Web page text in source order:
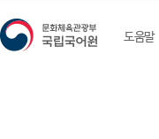
도움말